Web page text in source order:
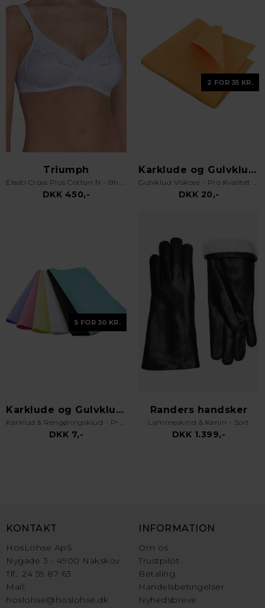
Triumph
Elasti Cross Plus Cotton N - Bh uden bøjle - Hvid
DKK 450,-
2 FOR 35 KR.
Karklude og Gulvklude
Gulvklud Viskose - Pro Kvalitet - Orange
DKK 20,-
5 FOR 30 KR.
Karklude og Gulvklude
Karklud & Rengøringsklud - Pro Kvalitet - Valgfri Farve
DKK 7,-
Randers handsker
Lammeskind & Kanin - Sort
DKK 1.399,-
KONTAKT
HosLohse ApS
Nygade 3 - 4900 Nakskov
Tlf.: 24 59 87 63
Mail:
hoslohse@hoslohse.dk
INFORMATION
Om os
Trustpilot
Betaling
Handelsbetingelser
Nyhedsbreve